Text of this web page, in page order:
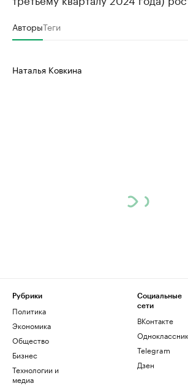
АвторыТеги
Наталья Ковкина
Рубрики
Политика
Экономика
Общество
Бизнес
Технологии и
медиа
Социальные
сети
ВКонтакте
Telegram
Дзен